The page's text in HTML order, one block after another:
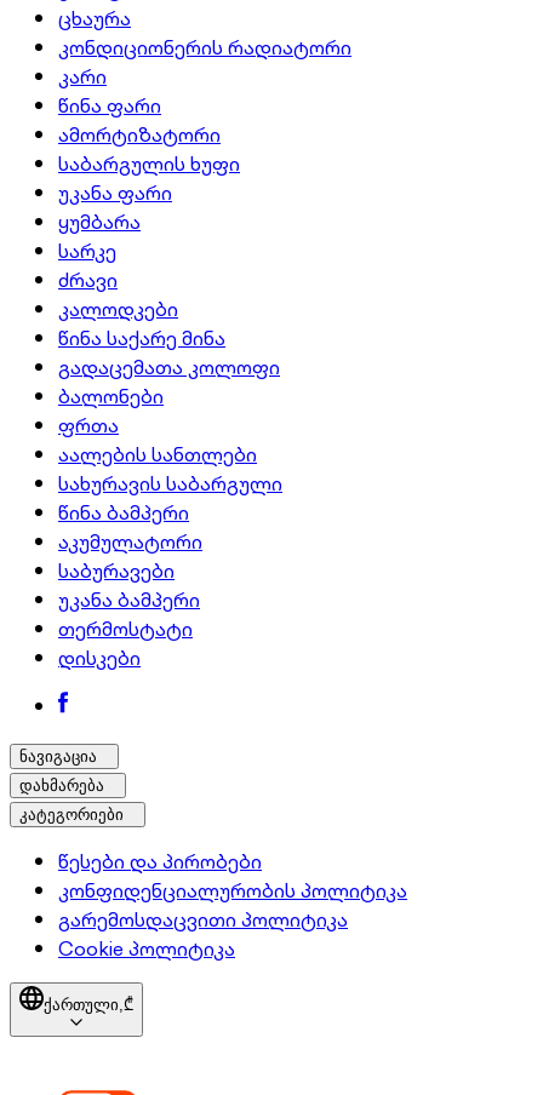
ცხაურა
კონდიციონერის რადიატორი
კარი
წინა ფარი
ამორტიზატორი
საბარგულის ხუფი
უკანა ფარი
ყუმბარა
სარკე
ძრავი
კალოდკები
წინა საქარე მინა
გადაცემათა კოლოფი
ბალონები
ფრთა
აალების სანთლები
სახურავის საბარგული
წინა ბამპერი
აკუმულატორი
საბურავები
უკანა ბამპერი
თერმოსტატი
დისკები
ნავიგაცია
დახმარება
კატეგორიები
წესები და პირობები
კონფიდენციალურობის პოლიტიკა
გარემოსდაცვითი პოლიტიკა
Cookie პოლიტიკა
ქართული, ₾